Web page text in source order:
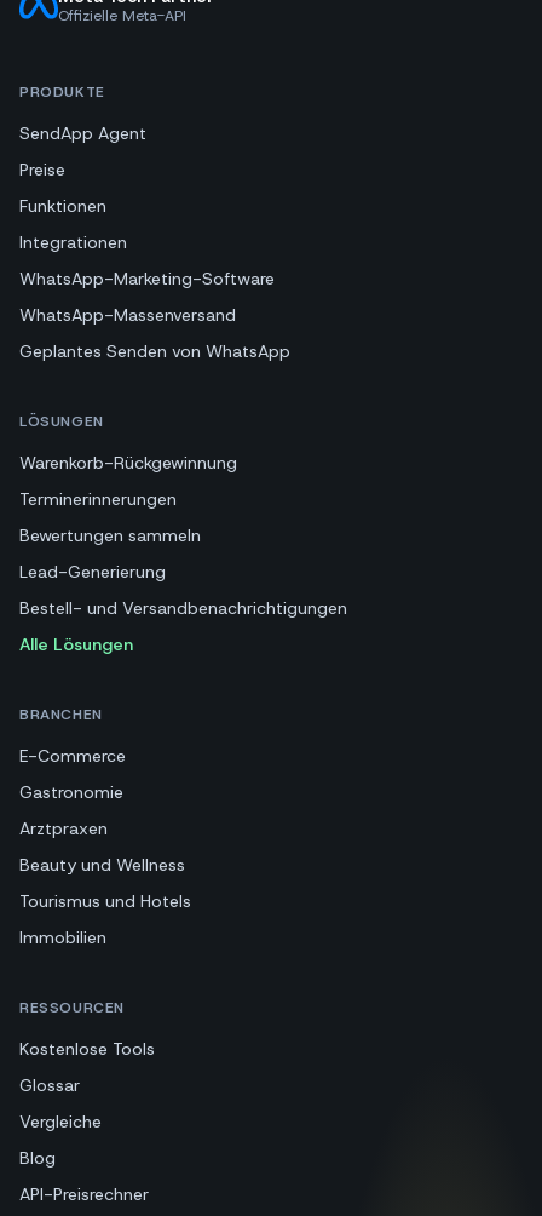
Offizielle Meta-API
PRODUKTE
SendApp Agent
Preise
Funktionen
Integrationen
WhatsApp-Marketing-Software
WhatsApp-Massenversand
Geplantes Senden von WhatsApp
LÖSUNGEN
Warenkorb-Rückgewinnung
Terminerinnerungen
Bewertungen sammeln
Lead-Generierung
Bestell- und Versandbenachrichtigungen
Alle Lösungen
BRANCHEN
E-Commerce
Gastronomie
Arztpraxen
Beauty und Wellness
Tourismus und Hotels
Immobilien
RESSOURCEN
Kostenlose Tools
Glossar
Vergleiche
Blog
API-Preisrechner